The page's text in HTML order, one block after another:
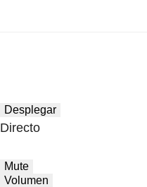
Desplegar
Directo
Mute
Volumen